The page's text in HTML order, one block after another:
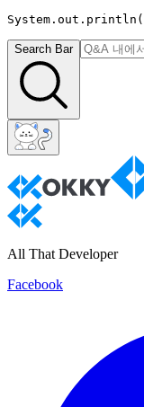
System.out.println(
Search Bar
All That Developer
Facebook